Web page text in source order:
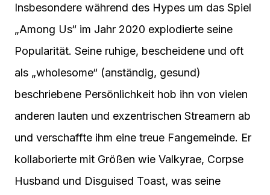
Insbesondere während des Hypes um das Spiel
„Among Us“ im Jahr 2020 explodierte seine
Popularität. Seine ruhige, bescheidene und oft
als „wholesome“ (anständig, gesund)
beschriebene Persönlichkeit hob ihn von vielen
anderen lauten und exzentrischen Streamern ab
und verschaffte ihm eine treue Fangemeinde. Er
kollaborierte mit Größen wie Valkyrae, Corpse
Husband und Disguised Toast, was seine